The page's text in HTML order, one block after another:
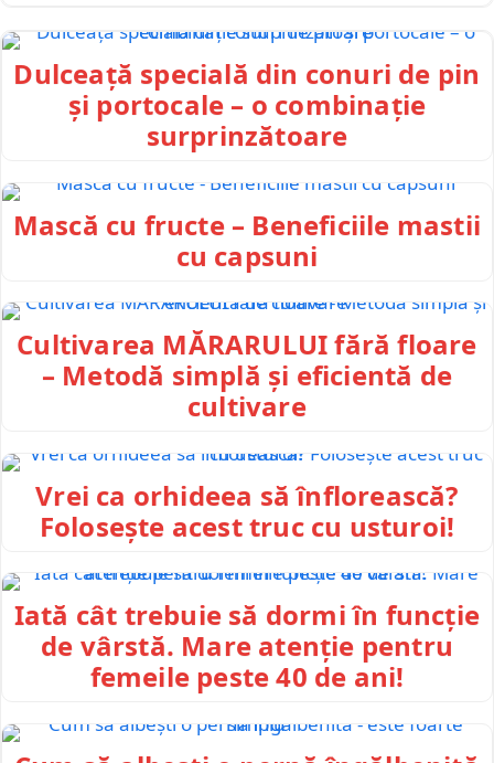
Dulceață specială din conuri de pin
și portocale – o combinație
surprinzătoare
Mască cu fructe – Beneficiile mastii
cu capsuni
Cultivarea MĂRARULUI fără floare
– Metodă simplă și eficientă de
cultivare
Vrei ca orhideea să înflorească?
Folosește acest truc cu usturoi!
Iată cât trebuie să dormi în funcție
de vârstă. Mare atenție pentru
femeile peste 40 de ani!